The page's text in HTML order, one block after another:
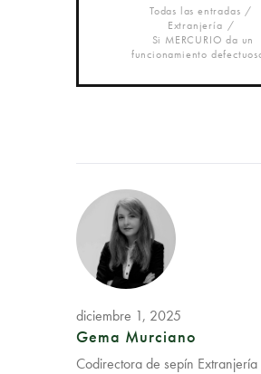
Todas las entradas
Extranjería
Si MERCURIO da un
funcionamiento
diciembre 1, 2025
Gema Murciano
Codirectora de sepín Extranjería